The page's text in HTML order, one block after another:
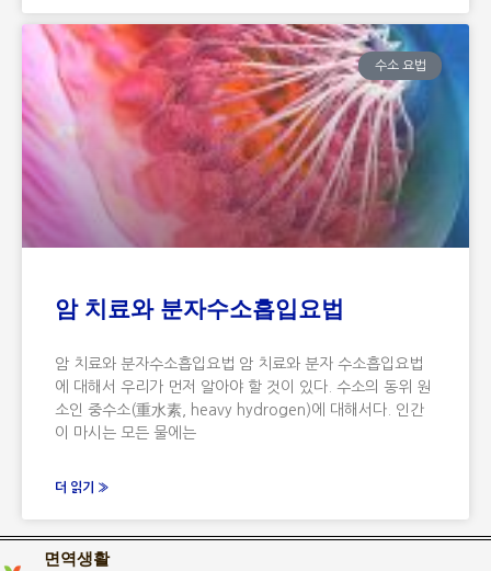
수소 요법
암 치료와 분자수소흡입요법
암 치료와 분자수소흡입요법 암 치료와 분자 수소흡입요법
에 대해서 우리가 먼저 알아야 할 것이 있다. 수소의 동위 원
소인 중수소(重水素, heavy hydrogen)에 대해서다. 인간
이 마시는 모든 물에는
더 읽기 »
면역생활